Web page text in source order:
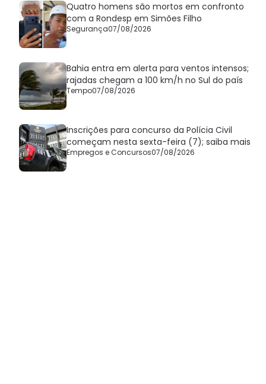
Quatro homens são mortos em confronto
com a Rondesp em Simões Filho
Segurança07/08/2026
Bahia entra em alerta para ventos intensos;
rajadas chegam a 100 km/h no Sul do país
Tempo07/08/2026
Inscrições para concurso da Polícia Civil
começam nesta sexta-feira (7); saiba mais
Empregos e Concursos07/08/2026